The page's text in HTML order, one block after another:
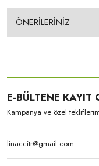
ÖNERİLERİNİZ
E-BÜLTENE KAYIT
Kampanya ve özel